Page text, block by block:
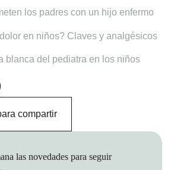
los padres con un hijo enfermo
en niños? Claves y analgésicos
blanca del pediatra en los niños
compartir
las novedades para seguir